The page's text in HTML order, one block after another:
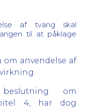
af tvang skal
til at påklage
om anvendelse af
om
4, har dog